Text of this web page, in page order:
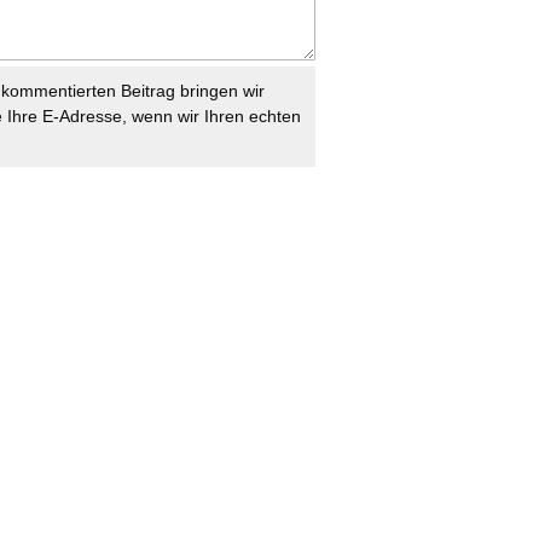
Beitrag bringen wir
E-Adresse, wenn wir Ihren echten